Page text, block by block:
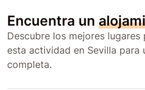
Encuentra un
Descubre los mejores
esta actividad en Sevilla para
completa.